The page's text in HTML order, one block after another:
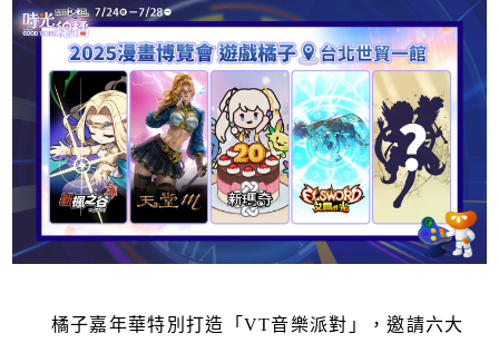
橘子嘉年華特別打造「VT音樂派對」，邀請六大